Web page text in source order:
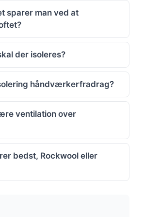
sparer man ved at
der isoleres?
håndværkerfradrag?
ventilation over
bedst, Rockwool eller